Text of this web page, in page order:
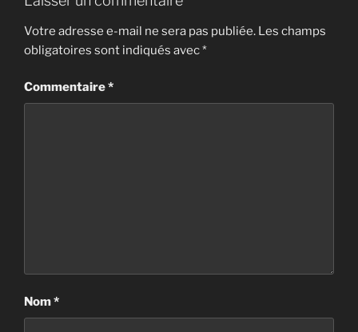
Votre adresse e-mail ne sera pas publiée. Les champs
obligatoires sont indiqués avec*
Commentaire*
Nom*